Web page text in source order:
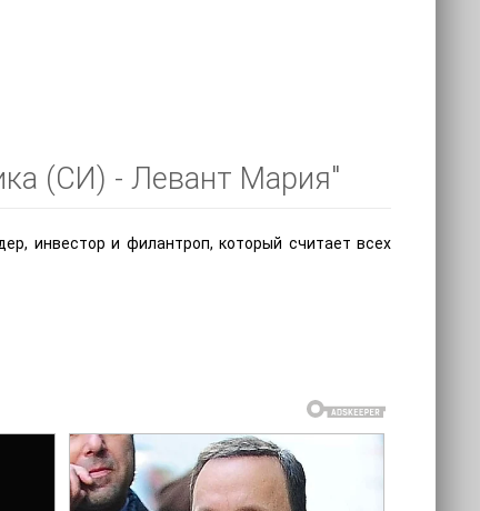
(СИ) - Левант Мария"
инвестор и филантроп, который считает всех